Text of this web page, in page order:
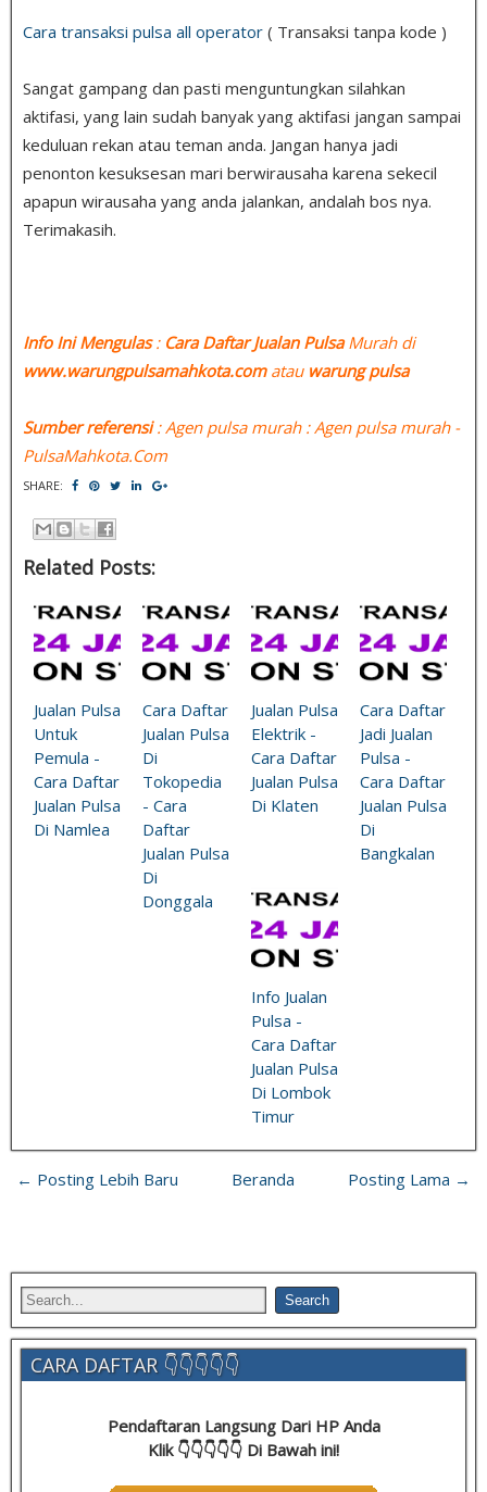
Cara transaksi pulsa all operator ( Transaksi tanpa kode )
Sangat gampang dan pasti menguntungkan silahkan
aktifasi, yang lain sudah banyak yang aktifasi jangan sampai
keduluan rekan atau teman anda. Jangan hanya jadi
penonton kesuksesan mari berwirausaha karena sekecil
apapun wirausaha yang anda jalankan, andalah bos nya.
Terimakasih.
Info Ini Mengulas: Cara Daftar Jualan PulsaMurah di
www.warungpulsamahkota.comatau warung pulsa
Sumber referensi: Agen pulsa murah : Agen pulsa murah -
PulsaMahkota.Com
SHARE:
Related Posts:
Jualan Pulsa
Untuk
Pemula -
Cara Daftar
Jualan Pulsa
Di Namlea
Cara Daftar
Jualan Pulsa
Di
Tokopedia
- Cara
Daftar
Jualan Pulsa
Di
Donggala
Jualan Pulsa
Elektrik -
Cara Daftar
Jualan Pulsa
Di Klaten
Cara Daftar
Jadi Jualan
Pulsa -
Cara Daftar
Jualan Pulsa
Di
Bangkalan
Info Jualan
Pulsa -
Cara Daftar
Jualan Pulsa
Di Lombok
Timur
← Posting Lebih Baru Posting Lama →
Beranda
CARA DAFTAR 👇👇👇👇👇
Pendaftaran Langsung Dari HP Anda
Klik 👇👇👇👇👇 Di Bawah ini!